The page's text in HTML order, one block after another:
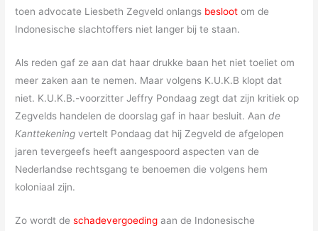
toen advocate Liesbeth Zegveld onlangs besloot om de
Indonesische slachtoffers niet langer bij te staan.
Als reden gaf ze aan dat haar drukke baan het niet toeliet om
meer zaken aan te nemen. Maar volgens K.U.K.B klopt dat
niet. K.U.K.B.-voorzitter Jeffry Pondaag zegt dat zijn kritiek op
Zegvelds handelen de doorslag gaf in haar besluit. Aande
Kanttekening vertelt Pondaag dat hij Zegveld de afgelopen
jaren tevergeefs heeft aangespoord aspecten van de
Nederlandse rechtsgang te benoemen die volgens hem
koloniaal zijn.
Zo wordt deschadevergoeding aan de Indonesische